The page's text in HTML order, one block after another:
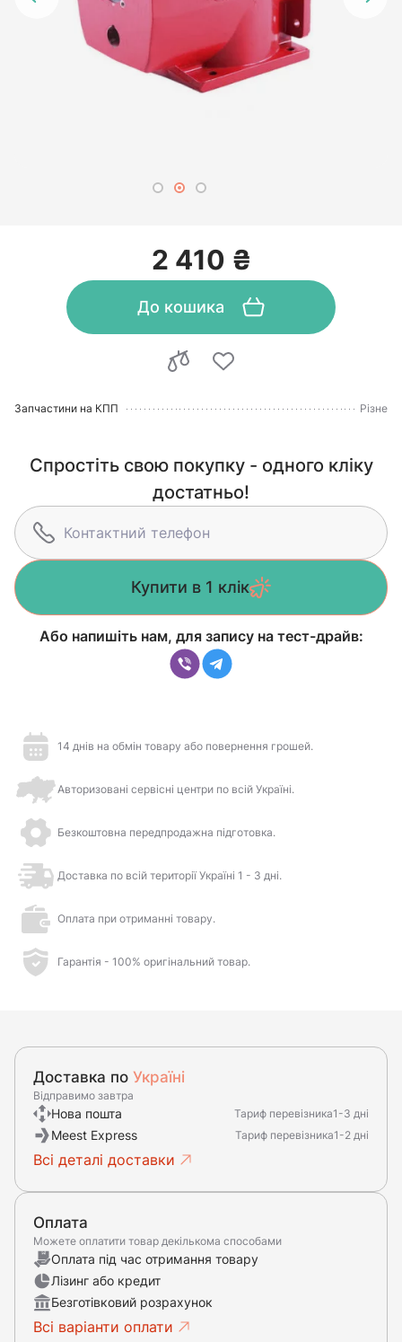
2 410 ₴
До кошика
Запчастини на КПП Різне
Спростіть свою покупку - одного кліку
достатньо!
Купити в 1 клік
Або напишіть нам, для запису на тест-драйв:
14 днів на обмін товару або повернення грошей.
Авторизовані сервісні центри по всій Україні.
Безкоштовна передпродажна підготовка.
Доставка по всій території Україні 1 - 3 дні.
Оплата при отриманні товару.
Гарантія - 100% оригінальний товар.
Доставка по Україні
Відправимо завтра
Нова пошта Тариф перевізника1-3 дні
Meest Express Тариф перевізника1-2 дні
Всі деталі доставки
Оплата
Можете оплатити товар декількома способами
Оплата під час отримання товару
Лізинг або кредит
Безготівковий розрахунок
Всі варіанти оплати